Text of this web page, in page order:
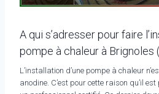
A qui s’adresser pour faire
pompe à chaleur à Brignoles
L’installation d’une pompe à chaleur
anodine. C’est pour cette raison qu’il